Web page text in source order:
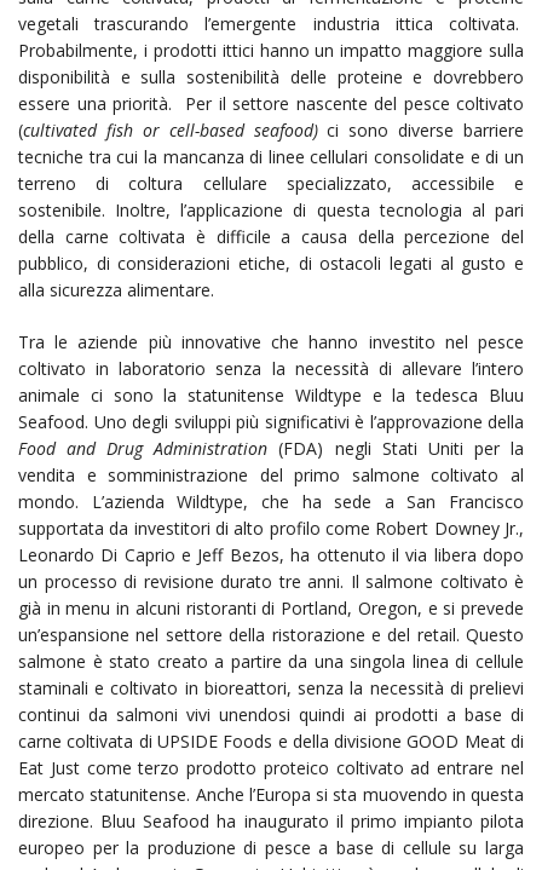
vegetali trascurando l’emergente industria ittica coltivata.
Probabilmente, i prodotti ittici hanno un impatto maggiore sulla
disponibilità e sulla sostenibilità delle proteine ​​e dovrebbero
essere una priorità. Per il settore nascente del pesce coltivato
(cultivated fish or cell-based seafood)ci sono diverse barriere
tecniche tra cui la mancanza di linee cellulari consolidate e di un
terreno di coltura cellulare specializzato, accessibile e
sostenibile. Inoltre, l’applicazione di questa tecnologia al pari
della carne coltivata è difficile a causa della percezione del
pubblico, di considerazioni etiche, di ostacoli legati al gusto e
alla sicurezza alimentare.
Tra le aziende più innovative che hanno investito nel pesce
coltivato in laboratorio senza la necessità di allevare l’intero
animale ci sono la statunitense Wildtype e la tedesca Bluu
Seafood. Uno degli sviluppi più significativi è l’approvazione della
Food and Drug Administration (FDA) negli Stati Uniti per la
vendita e somministrazione del primo salmone coltivato al
mondo. L’azienda Wildtype, che ha sede a San Francisco
supportata da investitori di alto profilo come Robert Downey Jr.,
Leonardo Di Caprio e Jeff Bezos, ha ottenuto il via libera dopo
un processo di revisione durato tre anni. Il salmone coltivato è
già in menu in alcuni ristoranti di Portland, Oregon, e si prevede
un’espansione nel settore della ristorazione e del retail. Questo
salmone è stato creato a partire da una singola linea di cellule
staminali e coltivato in bioreattori, senza la necessità di prelievi
continui da salmoni vivi unendosi quindi ai prodotti a base di
carne coltivata di UPSIDE Foods e della divisione GOOD Meat di
Eat Just come terzo prodotto proteico coltivato ad entrare nel
mercato statunitense. Anche l’Europa si sta muovendo in questa
direzione. Bluu Seafood ha inaugurato il primo impianto pilota
europeo per la produzione di pesce a base di cellule su larga